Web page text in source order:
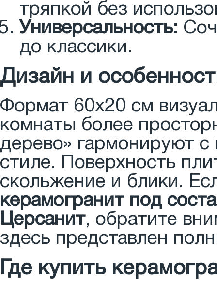
тряпкой без
Универсальность:
до классики.
Дизайн и
Формат 60x20 см
комнаты более
дерево» гармонируют
стиле. Поверхность
скольжение и блики.
керамогранит под
Церсанит, обратите
здесь представлен
Где купить